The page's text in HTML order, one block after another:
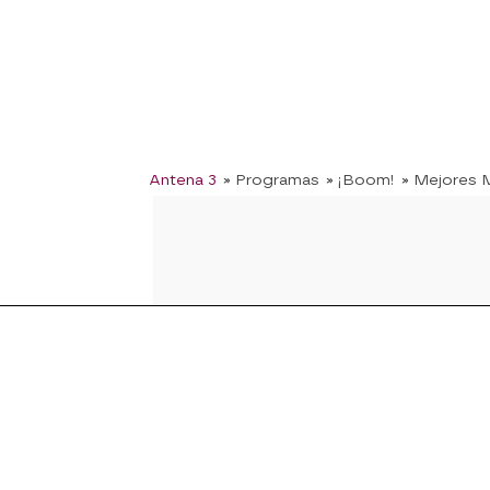
Antena 3 » Programas » ¡Boom! » Mejores